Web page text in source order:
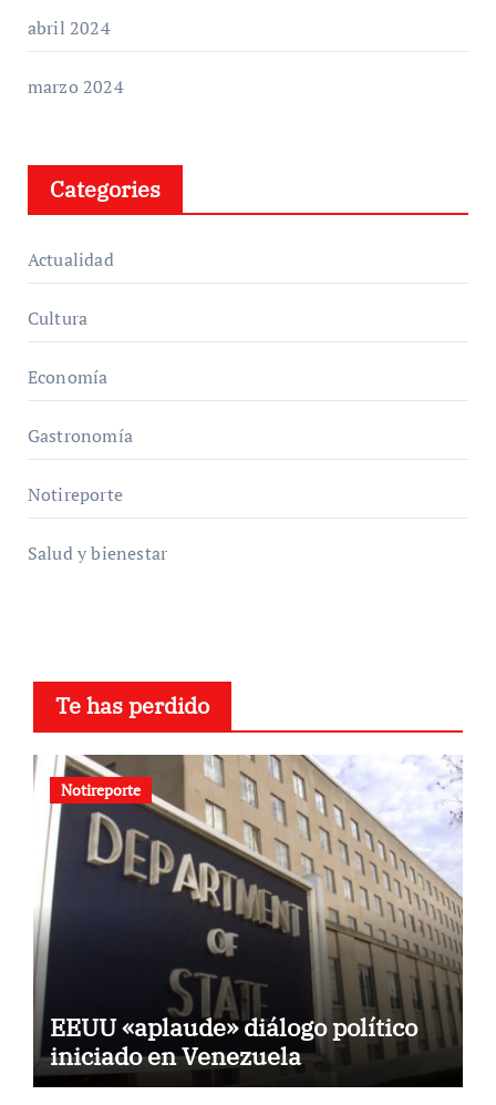
abril 2024
marzo 2024
Categories
Actualidad
Cultura
Economía
Gastronomía
Notireporte
Salud y bienestar
Te has perdido
Notireporte
EEUU «aplaude» diálogo político
iniciado en Venezuela